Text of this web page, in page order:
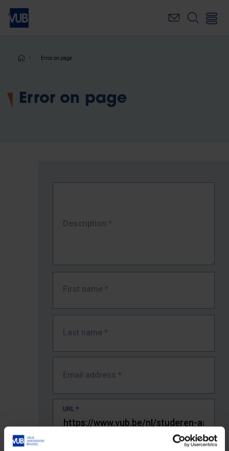
Skip
main
Breadcrumb
Error on page
Error on page
Description *
First name *
Last name *
Email address *
URL *
The full URL of the page where you encountered the error.